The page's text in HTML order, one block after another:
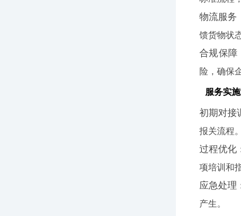
物流服务
馈货物状
合规保障
险，确保
服务实
初期对接
报关流程。
过程优化
项培训和
应急处理
产生。